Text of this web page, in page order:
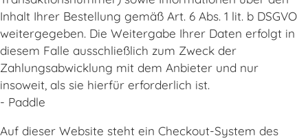
Inhalt Ihrer Bestellung gemäß Art. 6 Abs. 1 lit. b DSGVO
weitergegeben. Die Weitergabe Ihrer Daten erfolgt in
diesem Falle ausschließlich zum Zweck der
Zahlungsabwicklung mit dem Anbieter und nur
insoweit, als sie hierfür erforderlich ist.
- Paddle
Auf dieser Website steht ein Checkout-System des